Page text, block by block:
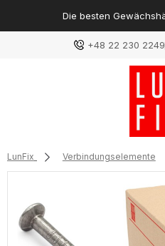
Die besten
+48 22 230 2249
LunFix Verbindungselemente